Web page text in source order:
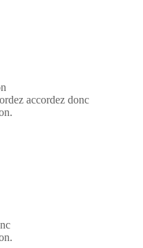
accordez donc